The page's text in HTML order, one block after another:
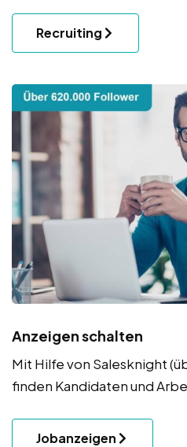
Recruiting
Anzeigen schalten
Mit Hilfe von Salesknight
finden Kandidaten und
Jobanzeigen